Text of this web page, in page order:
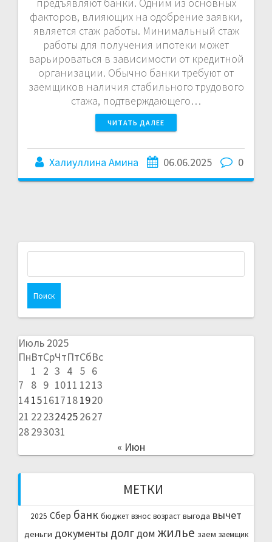
предъявляют банки. Одним из основных
факторов, влияющих на одобрение заявки,
является стаж работы. Минимальный стаж
работы для получения ипотеки может
варьироваться в зависимости от кредитной
организации. Обычно банки требуют от
заемщиков наличия стабильного трудового
стажа, подтверждающего…
ЧИТАТЬ ДАЛЕЕ
Халиуллина Амина 06.06.2025 0
Июль 2025
ПнВтСрЧтПтСбВс
1
2 3 4 5 6
7
8 9 1011 1213
14151617181920
21 222324252627
28293031
« Июн
МЕТКИ
2025 Сбер банк бюджет взнос возраст выгода вычет
деньги документы долг дом жилье заем заемщик